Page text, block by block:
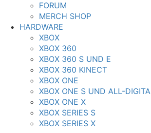
FORUM
MERCH SHOP
HARDWARE
XBOX
XBOX 360
XBOX 360 S UND E
XBOX 360 KINECT
XBOX ONE
XBOX ONE S UND ALL-
XBOX ONE X
XBOX SERIES S
XBOX SERIES X